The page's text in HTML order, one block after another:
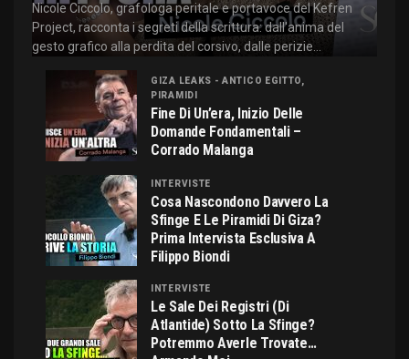
Nicole Ciccolo, grafologa peritale e portavoce del Kefren
Project, racconta i segreti della scrittura: dall'anima del
gesto grafico alla perdita del corsivo, dalle perizie...
GIZA LEAKS - ANTICO EGITTO,
PIRAMIDI
Fine Di Un’era, Inizio Delle
Domande Fondamentali –
Corrado Malanga
INTERVISTE
Cosa Nascondono Davvero La
Sfinge E Le Piramidi Di Giza?
Prima Intervista Esclusiva A
Filippo Biondi
INTERVISTE
Le Sale Dei Registri (di
Atlantide) Sotto La Sfinge?
Potremmo Averle Trovate…